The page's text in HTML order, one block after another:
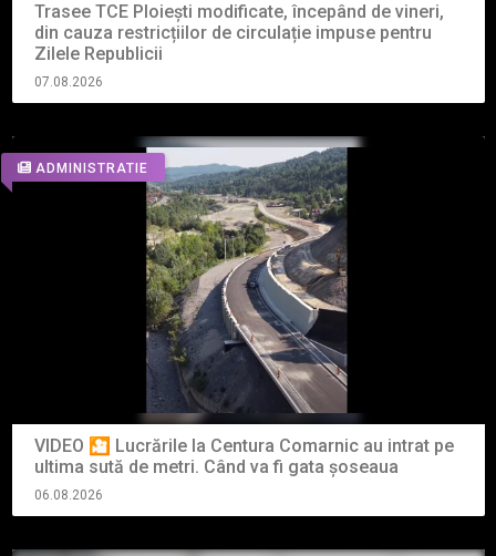
Trasee TCE Ploiești modificate, începând de vineri,
din cauza restricțiilor de circulație impuse pentru
Zilele Republicii
07.08.2026
ADMINISTRATIE
VIDEO 🎦 Lucrările la Centura Comarnic au intrat pe
ultima sută de metri. Când va fi gata șoseaua
06.08.2026